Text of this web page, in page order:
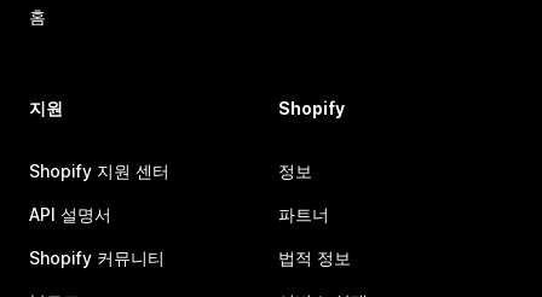
홈
지원
Shopify 지원 센터
API 설명서
Shopify 커뮤니티
Shopify
정보
파트너
법적 정보